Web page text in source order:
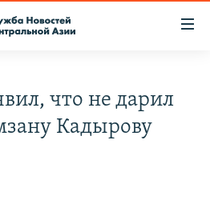
что не дарил
Кадырову